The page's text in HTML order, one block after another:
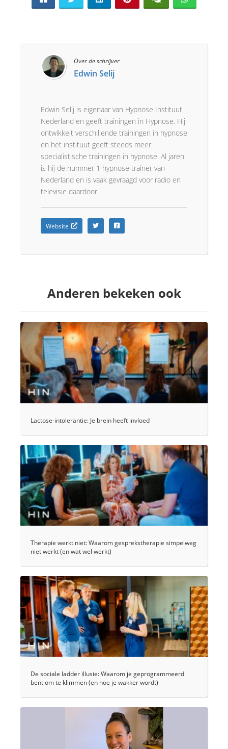
Over de schrijver
Edwin Selij
Edwin Selij is eigenaar van Hypnose Instituut
Nederland en geeft trainingen in Hypnose. Hij
ontwikkelt verschillende trainingen in hypnose
en het instituut geeft steeds meer
specialistische trainingen in hypnose. Al jaren
is hij de nummer 1 hypnose trainer van
Nederland en is vaak gevraagd voor radio en
televisie daardoor.
Website
Anderen bekeken ook
Lactose-intolerantie: Je brein heeft invloed
Therapie werkt niet: Waarom gesprekstherapie simpelweg
niet werkt (en wat wel werkt)
De sociale ladder illusie: Waarom je geprogrammeerd
bent om te klimmen (en hoe je wakker wordt)